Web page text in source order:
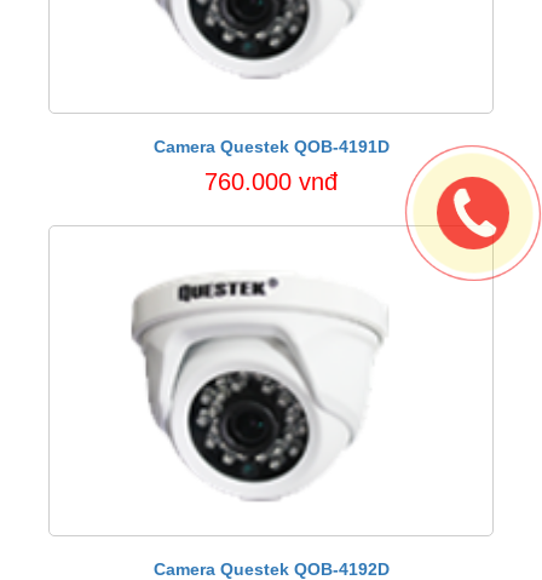
Camera Questek QOB-4191D
760.000 vnđ
Camera Questek QOB-4192D